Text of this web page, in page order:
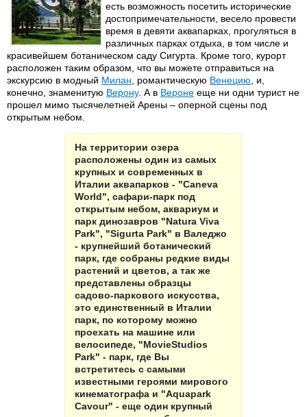
есть возможность посетить исторические
достопримечательности, весело провести
время в девяти аквапарках, прогуляться в
различных парках отдыха, в том числе и
красивейшем ботаническом саду Сигурта. Кроме того, курорт
расположен таким образом, что вы можете отправиться на
экскурсию в модный Милан , романтическую Венецию , и,
конечно, знаменитую Верону. А в Вероне еще ни одни турист не
прошел мимо тысячелетней Арены – оперной сцены под
открытым небом.
На территории озера
расположены один из самых
крупных и современных в
Италии аквапарков - "Caneva
World", сафари-парк под
открытым небом, аквариум и
парк динозавров "Natura Viva
Park", "Sigurta Park" в Валеджо
- крупнейший ботанический
парк, где собраны редкие виды
растений и цветов, а так же
представлены образцы
садово-паркового искусства,
это единственный в Италии
парк, по которому можно
проехать на машине или
велосипеде, "MovieStudios
Park" - парк, где Вы
встретитесь с самыми
известными героями мирового
кинематографа и "Aquapark
Cavour" - еще один крупный